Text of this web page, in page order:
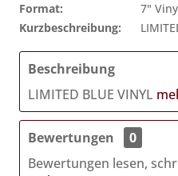
Format:
7"
Kurzbeschreibung:
Beschreibung
LIMITED BLUE VINYL
Bewertungen
0
Bewertungen lesen,